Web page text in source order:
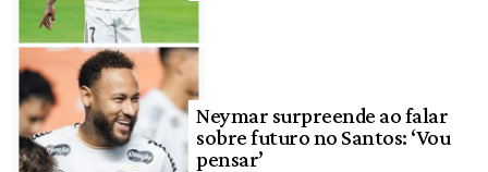
Neymar surpreende ao falar
sobre futuro no Santos: ‘Vou
pensar’